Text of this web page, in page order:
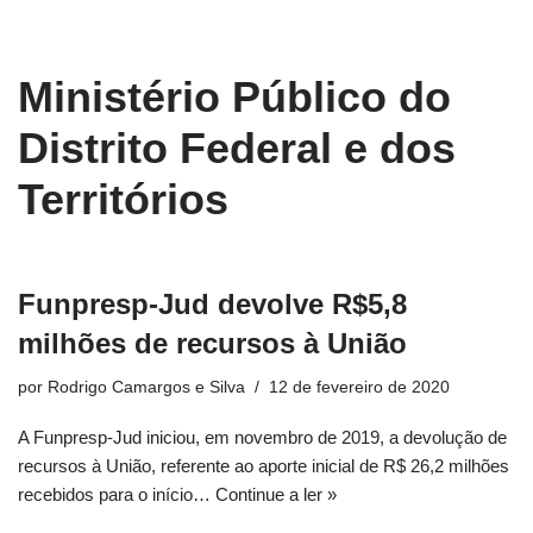
para
conteúdo
Ministério Público do
Distrito Federal e dos
Territórios
Funpresp-Jud devolve R$5,8
milhões de recursos à União
por Rodrigo Camargos e Silva 12 de fevereiro de 2020
A Funpresp-Jud iniciou, em novembro de 2019, a devolução de
recursos à União, referente ao aporte inicial de R$ 26,2 milhões
recebidos para o início… Continue a ler »